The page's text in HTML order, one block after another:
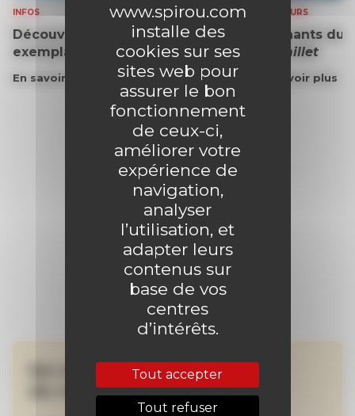
www.spirou.com
installe des
cookies sur ses
sites web pour
assurer le bon
fonctionnement
de ceux-ci,
améliorer votre
expérience de
navigation,
analyser
l’utilisation, et
adapter leurs
contenus sur
base de vos
centres
d’intérêts.
Tout accepter
Tout refuser
INFOS
Découvrez gratuitement un
exemplaire du journal !
En savoir plus
CONCOURS
Gagnants du
Grémillet
En savoir plus
Ne manquez aucune
de nos actualités !